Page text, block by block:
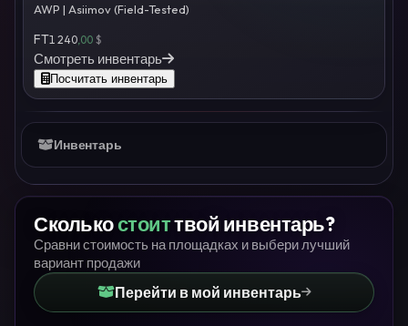
AWP | Asiimov (Field-Tested)
FT1 240 ,00 $
Смотреть инвентарь
Посчитать инвентарь
Инвентарь
Сколькостоиттвой инвентарь?
Сравни стоимость на площадках и выбери лучший
вариант продажи
Перейти в мой инвентарь